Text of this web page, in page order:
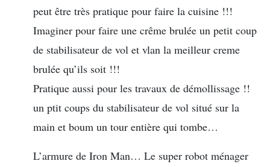
peut être très pratique pour faire la cuisine !!!
Imaginer pour faire une crême brulée un petit coup
de stabilisateur de vol et vlan la meilleur creme
brulée qu’ils soit !!!
Pratique aussi pour les travaux de démollissage !!
un ptit coups du stabilisateur de vol situé sur la
main et boum un tour entière qui tombe…
L’armure de Iron Man… Le super robot ménager